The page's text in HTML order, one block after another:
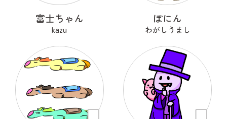
富士ちゃん
kazu
ぽにん
わがしうまし